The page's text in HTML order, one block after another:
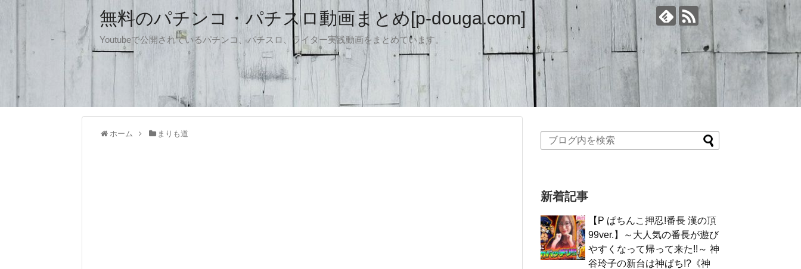
無料のパチンコ・パチスロ動画まとめ[p-douga.com]
Youtubeで公開されているパチンコ、パチスロ、ライター実践動画をまとめています。
ホーム まりも道
新着記事
【P ぱちんこ押忍!番長 漢の頂
99ver.】～大人気の番長が遊び
やすくなって帰って来た!!～ 神
谷玲子の新台は神ぱち!?《神